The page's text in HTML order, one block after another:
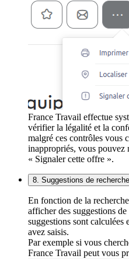
France Travail effectue
vérifier la légalité et la
malgré ces contrôles vous
inappropriés, vous pouvez
« Signaler cette offre ».
8. Suggestions de recherche
En fonction de la
afficher des suggestions
suggestions sont calculées
avez saisis.
Par exemple si vous
France Travail peut vous